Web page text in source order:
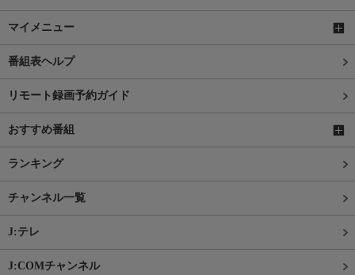
マイメニュー
番組表ヘルプ
リモート録画予約ガイド
おすすめ番組
ランキング
チャンネル一覧
J:テレ
J:COMチャンネル